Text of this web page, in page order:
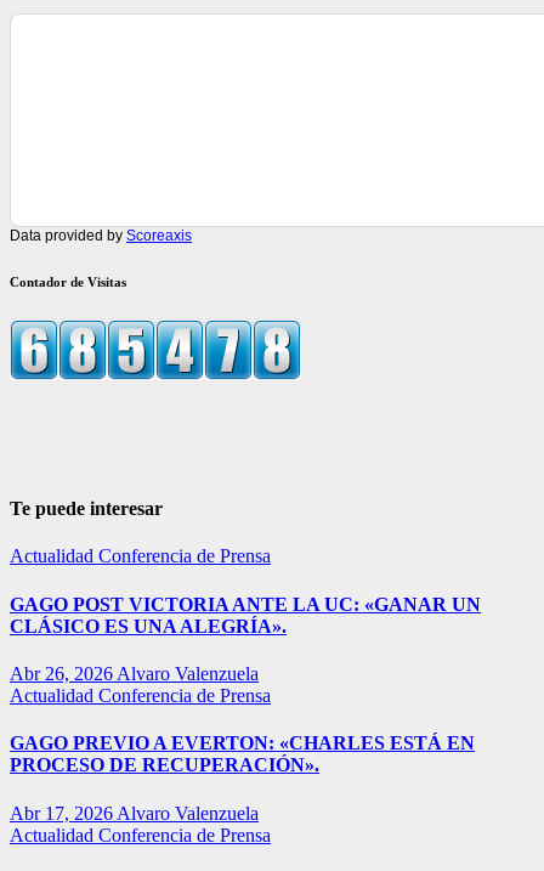
Data provided by Scoreaxis
Contador de Visitas
Te puede interesar
Actualidad Conferencia de Prensa
GAGO POST VICTORIA ANTE LA UC: «GANAR UN
CLÁSICO ES UNA ALEGRÍA».
Abr 26, 2026 Alvaro Valenzuela
Actualidad Conferencia de Prensa
GAGO PREVIO A EVERTON: «CHARLES ESTÁ EN
PROCESO DE RECUPERACIÓN».
Abr 17, 2026 Alvaro Valenzuela
Actualidad Conferencia de Prensa